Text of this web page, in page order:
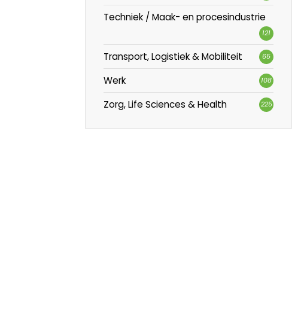
Techniek / Maak- en procesindustrie
121
Transport, Logistiek & Mobiliteit 65
Werk 108
Zorg, Life Sciences & Health 225